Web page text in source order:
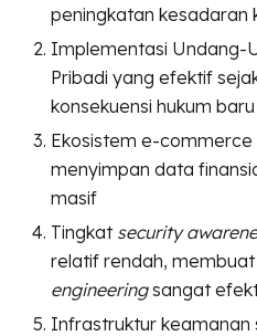
peningkatan kesadaran
Implementasi Undang-
Pribadi yang efektif
konsekuensi hukum
Ekosistem e-
menyimpan data
masif
Tingkat security
relatif rendah, membuat
engineeringsangat
Infrastruktur keamanan